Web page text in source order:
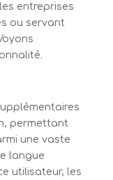
entreprises
ou servant
permettant
une vaste
langue
utilisateur, les